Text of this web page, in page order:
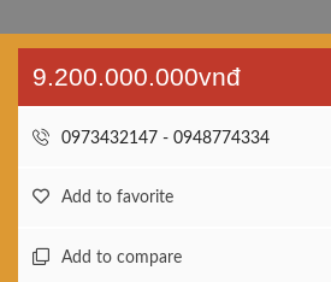
9.200.000.000vnđ
0973432147 - 0948774334
Add to favorite
Add to compare